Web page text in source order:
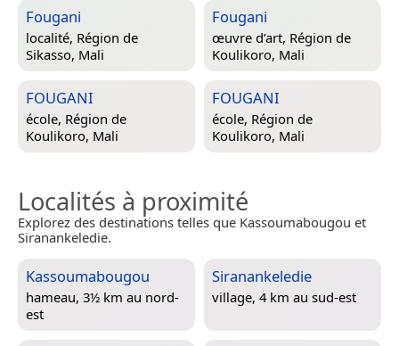
Fougani
localité, Région de
Sikasso, Mali
Fougani
œuvre d’art, Région de
Koulikoro, Mali
FOUGANI
école, Région de
Koulikoro, Mali
FOUGANI
école, Région de
Koulikoro, Mali
Localités à proximité
Explorez des destinations telles que Kassoumabougou et
Siranankeledie.
Kassoumabougou
hameau, 3½ km au nord-
est
Siranankeledie
village, 4 km au sud-est